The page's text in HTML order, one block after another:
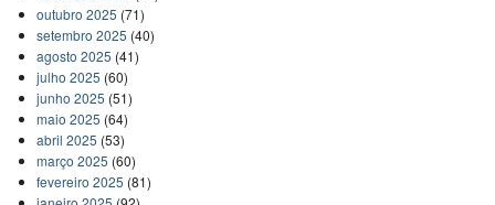
outubro 2025 (71)
setembro 2025 (40)
agosto 2025 (41)
julho 2025 (60)
junho 2025 (51)
maio 2025 (64)
abril 2025 (53)
março 2025 (60)
fevereiro 2025 (81)